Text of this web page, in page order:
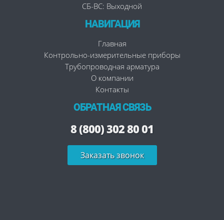
СБ-ВС: Выходной
НАВИГАЦИЯ
Главная
Контрольно-измерительные приборы
Трубопроводная арматура
О компании
Контакты
ОБРАТНАЯ СВЯЗЬ
8 (800) 302 80 01
Заказать звонок